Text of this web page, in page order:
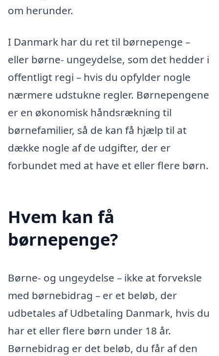
om herunder.
I Danmark har du ret til børnepenge –
eller børne- ungeydelse, som det hedder i
offentligt regi – hvis du opfylder nogle
nærmere udstukne regler. Børnepengene
er en økonomisk håndsrækning til
børnefamilier, så de kan få hjælp til at
dække nogle af de udgifter, der er
forbundet med at have et eller flere børn.
Hvem kan få
børnepenge?
Børne- og ungeydelse – ikke at forveksle
med børnebidrag – er et beløb, der
udbetales af Udbetaling Danmark, hvis du
har et eller flere børn under 18 år.
Børnebidrag er det beløb, du får af den